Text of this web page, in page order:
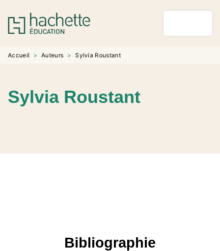
MENU RECHERCHE
PIED DE PAGE
Accueil > Auteurs > Sylvia Roustant
Sylvia Roustant
Bibliographie